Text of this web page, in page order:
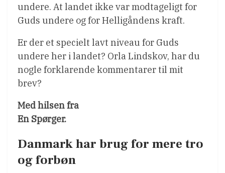
undere. At landet ikke var modtageligt for
Guds undere og for Helligåndens kraft.
Er der et specielt lavt niveau for Guds
undere her i landet? Orla Lindskov, har du
nogle forklarende kommentarer til mit
brev?
Med hilsen fra
En Spørger.
Danmark har brug for mere tro
og forbøn